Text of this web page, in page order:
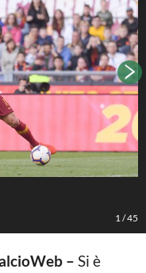
1 /45
– Si è